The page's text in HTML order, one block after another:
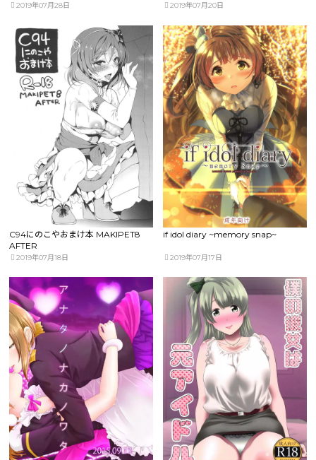
2019年07月28日 2019年07月20日
C94にのこやおまけ本 MAKIPET8
AFTER
2019年07月18日
if idol diary ~memory snap~
2019年07月17日